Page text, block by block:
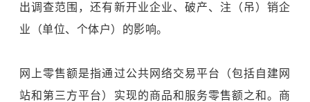
出调查范围，还有新开业企业、破产、注（吊）销企
业（单位、个体户）的影响。
网上零售额是指通过公共网络交易平台（包括自建网
站和第三方平台）实现的商品和服务零售额之和。商